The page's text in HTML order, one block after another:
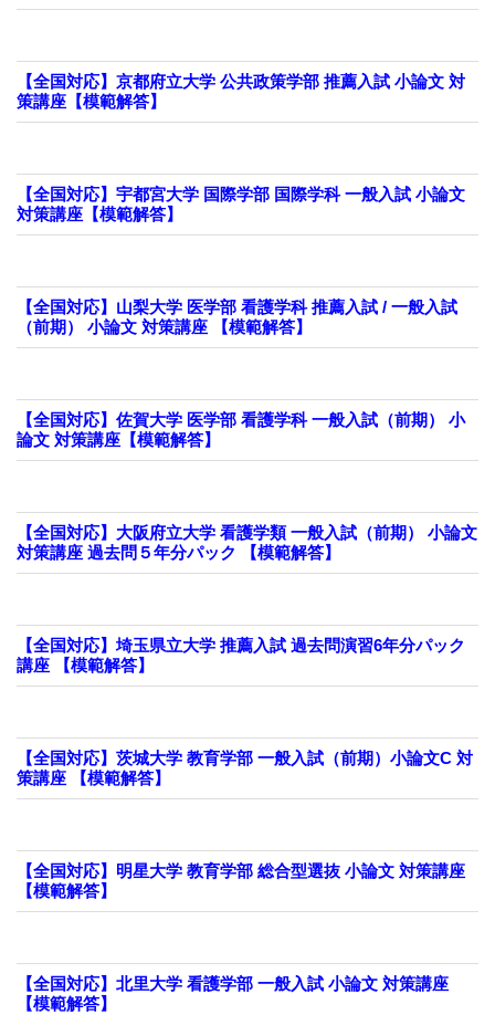
【全国対応】京都府立大学 公共政策学部 推薦入試 小論文 対
策講座【模範解答】
【全国対応】宇都宮大学 国際学部 国際学科 一般入試 小論文
対策講座【模範解答】
【全国対応】山梨大学 医学部 看護学科 推薦入試 / 一般入試
（前期） 小論文 対策講座 【模範解答】
【全国対応】佐賀大学 医学部 看護学科 一般入試（前期） 小
論文 対策講座【模範解答】
【全国対応】大阪府立大学 看護学類 一般入試（前期） 小論文
対策講座 過去問５年分パック 【模範解答】
【全国対応】埼玉県立大学 推薦入試 過去問演習6年分パック
講座 【模範解答】
【全国対応】茨城大学 教育学部 一般入試（前期）小論文C 対
策講座 【模範解答】
【全国対応】明星大学 教育学部 総合型選抜 小論文 対策講座
【模範解答】
【全国対応】北里大学 看護学部 一般入試 小論文 対策講座
【模範解答】